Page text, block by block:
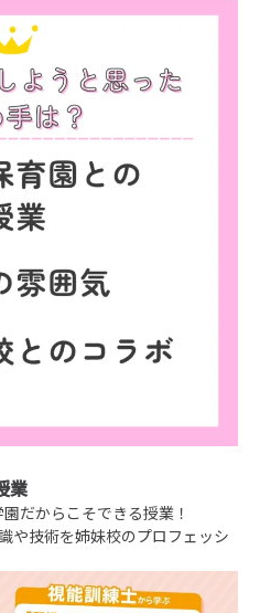
業
だからこそできる授業！
や技術を姉妹校のプロフェッシ